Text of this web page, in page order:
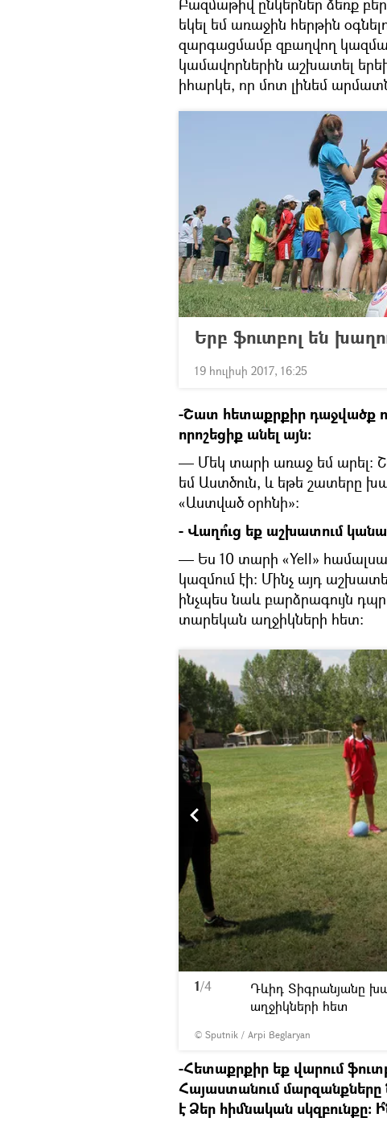
Բազմաթիվ ընկերներ ձեռք
եկել եմ առաջին հերթին
զարգացմամբ զբաղվող
կամավորներին աշխատել
իհարկե, որ մոտ լինեմ
Երբ ֆուտբոլ են
19 հուլիսի 2017, 16:25
-Շատ հետաքրքիր դաջվածք
որոշեցիք անել այն:
— Մեկ տարի առաջ եմ արել:
եմ Աստծուն, և եթե շատերը
«Աստված օրհնի»:
- Վաղո՞ւց եք աշխատում
— Ես 10 տարի «Yell»
կազմում էի: Մինչ այդ
ինչպես նաև բարձրագույն
տարեկան աղջիկների հետ:
1/4
© Sputnik / Arpi Beglaryan
Դևիդ Տիգրանյանը
աղջիկների հետ
-Հետաքրքիր եք վարում
Հայաստանում մարզանքները
է Ձեր հիմնական սկզբունքը: